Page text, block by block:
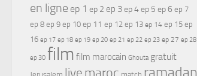
en ligne ep 1 ep 2 ep 3ep 4ep 5 ep 6 ep 7
ep 8 ep 9 ep 10 ep 11 ep 12 ep 13 ep 14 ep 15 ep
16 ep 17 ep 18 ep 19 ep 20 ep 21 ep 22 ep 23 ep 27 ep 28
ep 30 film film marocain Ghouta gratuit
live ramadan